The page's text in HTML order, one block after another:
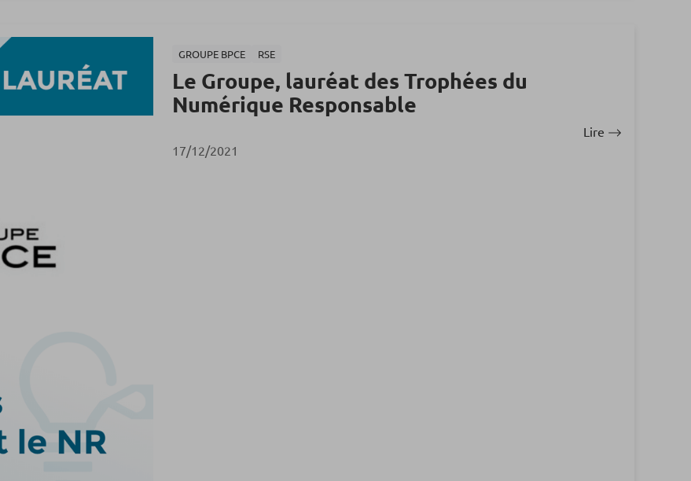
GROUPE BPCE RSE
Le Groupe, lauréat des Trophées du
Numérique Responsable
17/12/2021
Lire